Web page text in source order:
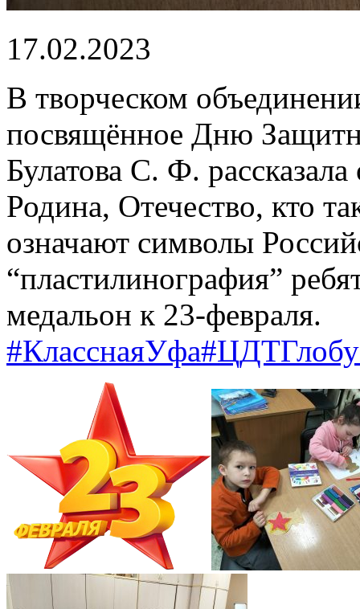
17.02.2023
В творческом
посвящённое Дню
Булатова С. Ф.
Родина, Отечество, кто
означают символы
“пластилинография”
медальон к 23-февраля.
#КласснаяУфа